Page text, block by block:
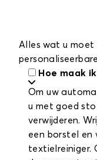
Alles wat u moet
Hoe maak
Om uw
u met goed
verwijderen.
een borstel en
textielreiniger.